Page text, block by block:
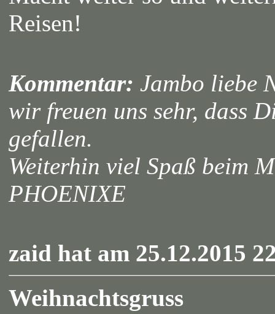
Reisen!
Kommentar: Jambo liebe
wir freuen uns sehr, dass
gefallen.
Weiterhin viel Spaß beim
PHOENIXE
zaid hat am 25.12.2015
Weihnachtsgruss